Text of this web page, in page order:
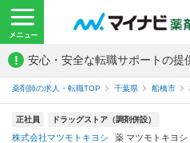
! 安心・安全な転職サポートの提
薬剤師の求人・転職TOP 千葉県 船橋市
正社員 ドラッグストア（調剤併設）
株式会社マツモトキヨシ 薬 マツモトキヨシ